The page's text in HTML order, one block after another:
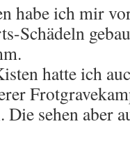
habe ich mir
Schädeln
hatte ich
Die sehen aber